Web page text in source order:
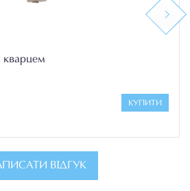
кварцем
КУПИТИ
Next
ВІДГУК